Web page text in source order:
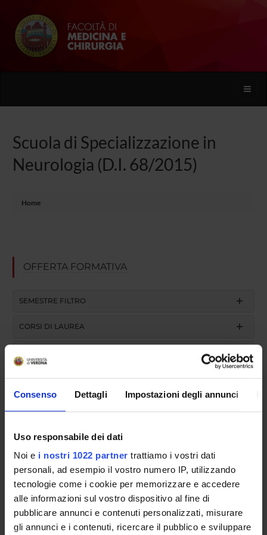
Consenso Dettagli Impostazioni degli annunci
Uso responsabile dei dati
Noi e i nostri 1022 partner trattiamo i vostri dati
personali, ad esempio il vostro numero IP, utilizzando
tecnologie come i cookie per memorizzare e accedere
alle informazioni sul vostro dispositivo al fine di
pubblicare annunci e contenuti personalizzati, misurare
gli annunci e i contenuti, ricercare il pubblico e sviluppare
Toggle
Scuola di Specializzazione in
Neurologia (D.I. 68/2015)
Home
OFFERTA FORMATIVA
SEMESTRE FILTRO
CORSI DI LAUREA
POST LAUREA
Scuola di Specializzazione in
Neurologia (D.I. 68/2015)
Neurologia 3 - DIDATTICA
FRONTALE (2018/2019)